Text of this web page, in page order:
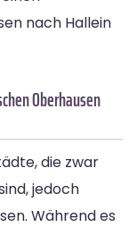
nach Hallein
Oberhausen
die zwar
jedoch
Während es